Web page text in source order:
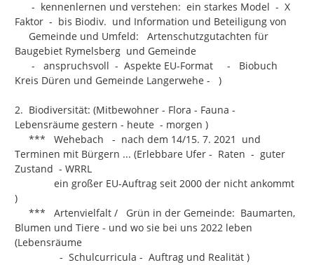
Faktor  -  bis Biodiv.  und Information und Beteiligung von
Baugebiet Rymelsberg  und Gemeinde
Kreis Düren und Gemeinde Langerwehe -   )
2.  Biodiversität: (Mitbewohner - Flora - Fauna -
Lebensräume gestern - heute  - morgen )
Terminen mit Bürgern ... (Erlebbare Ufer -  Raten  -  guter
Zustand  - WRRL
)
Blumen und Tiere - und wo sie bei uns 2022 leben
(Lebensräume